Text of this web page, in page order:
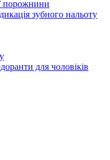
порожнини
зубного нальоту
для чоловіків